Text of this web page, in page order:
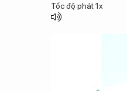
Tốc độ phát1x